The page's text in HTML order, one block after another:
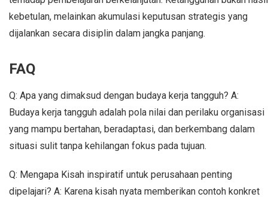
kebetulan, melainkan akumulasi keputusan strategis yang
dijalankan secara disiplin dalam jangka panjang.
FAQ
Q: Apa yang dimaksud dengan budaya kerja tangguh? A:
Budaya kerja tangguh adalah pola nilai dan perilaku organisasi
yang mampu bertahan, beradaptasi, dan berkembang dalam
situasi sulit tanpa kehilangan fokus pada tujuan.
Q: Mengapa Kisah inspiratif untuk perusahaan penting
dipelajari? A: Karena kisah nyata memberikan contoh konkret